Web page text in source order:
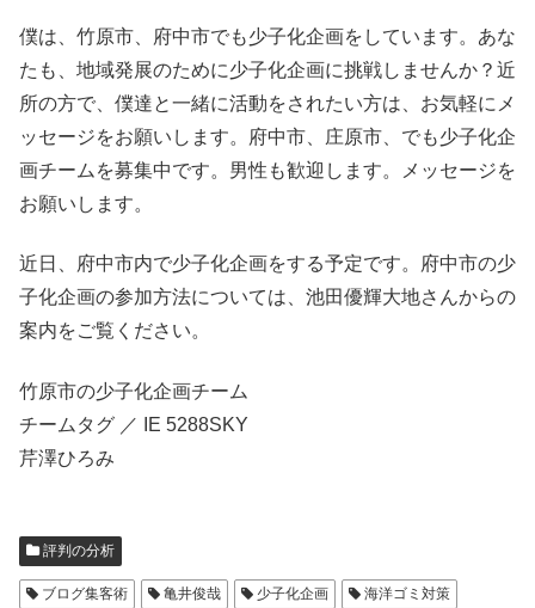
僕は、竹原市、府中市でも少子化企画をしています。あな
たも、地域発展のために少子化企画に挑戦しませんか？近
所の方で、僕達と一緒に活動をされたい方は、お気軽にメ
ッセージをお願いします。府中市、庄原市、でも少子化企
画チームを募集中です。男性も歓迎します。メッセージを
お願いします。
近日、府中市内で少子化企画をする予定です。府中市の少
子化企画の参加方法については、池田優輝大地さんからの
案内をご覧ください。
竹原市の少子化企画チーム
チームタグ ／ IE 5288SKY
芹澤ひろみ
評判の分析
ブログ集客術 亀井俊哉 少子化企画
海洋ゴミ対策